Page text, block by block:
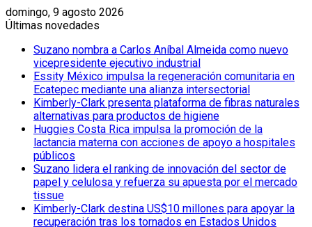
domingo, 9 agosto 2026
Últimas novedades
Suzano nombra a Carlos Aníbal Almeida como nuevo
vicepresidente ejecutivo industrial
Essity México impulsa la regeneración comunitaria en
Ecatepec mediante una alianza intersectorial
Kimberly-Clark presenta plataforma de fibras naturales
alternativas para productos de higiene
Huggies Costa Rica impulsa la promoción de la
lactancia materna con acciones de apoyo a hospitales
públicos
Suzano lidera el ranking de innovación del sector de
papel y celulosa y refuerza su apuesta por el mercado
tissue
Kimberly-Clark destina US$10 millones para apoyar la
recuperación tras los tornados en Estados Unidos